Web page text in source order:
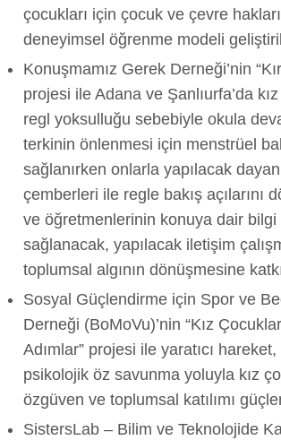
çocukları için çocuk ve çevre
deneyimsel öğrenme modeli
Konuşmamız Gerek Derneği’nin
projesi ile Adana ve Şanlıurfa’da
regl yoksulluğu sebebiyle okula
terkinin önlenmesi için menstrüel
sağlanırken onlarla yapılacak
çemberleri ile regle bakış açılarını
ve öğretmenlerinin konuya dair bilgi
sağlanacak, yapılacak iletişim
toplumsal algının dönüşmesine
Sosyal Güçlendirme için Spor ve
Derneği (BoMoVu)’nin “Kız
Adımlar” projesi ile yaratıcı
psikolojik öz savunma yoluyla kız
özgüven ve toplumsal katılımı
SistersLab – Bilim ve Teknolojide